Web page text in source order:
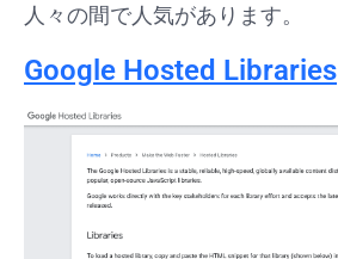
人々の間で人気があります。
Google Hosted Libraries